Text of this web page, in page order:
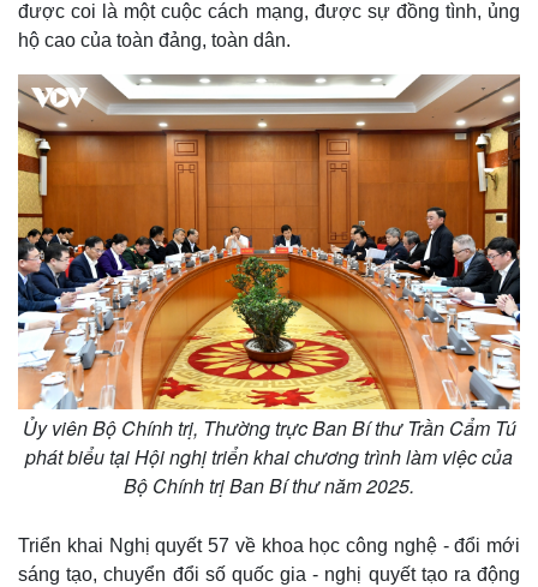
e
được coi là một cuộc cách mạng, được sự đồng tình, ủng
hộ cao của toàn đảng, toàn dân.
Ủy viên Bộ Chính trị, Thường trực Ban Bí thư Trần Cẩm Tú
phát biểu tại Hội nghị triển khai chương trình làm việc của
Bộ Chính trị Ban Bí thư năm 2025.
Triển khai Nghị quyết 57 về khoa học công nghệ - đổi mới
sáng tạo, chuyển đổi số quốc gia - nghị quyết tạo ra động